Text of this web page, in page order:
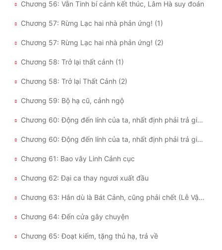
Chương 56: Vẫn Tinh bí cảnh kết thúc, Lâm Hà suy đoán
Chương 57: Rừng Lạc hai nhà phản ứng! (1)
Chương 57: Rừng Lạc hai nhà phản ứng! (2)
Chương 58: Trở lại thất cảnh (1)
Chương 58: Trở lại Thất Cảnh (2)
Chương 59: Bộ hạ cũ, cảnh ngộ
Chương 60: Động đến lính của ta, nhất định phải trả giá thật lớn (1)
Chương 60: Động đến lính của ta, nhất định phải trả giá thật lớn (2)
Chương 61: Bao vây Linh Cảnh cục
Chương 62: Đại ca thay ngươi xuất đầu
Chương 63: Hắn dù là Bát Cảnh, cũng phải chết (Lễ Vật Chi Vương thêm)
Chương 64: Đến cửa gây chuyện
Chương 65: Đoạt kiếm, tặng thủ hạ, trả về